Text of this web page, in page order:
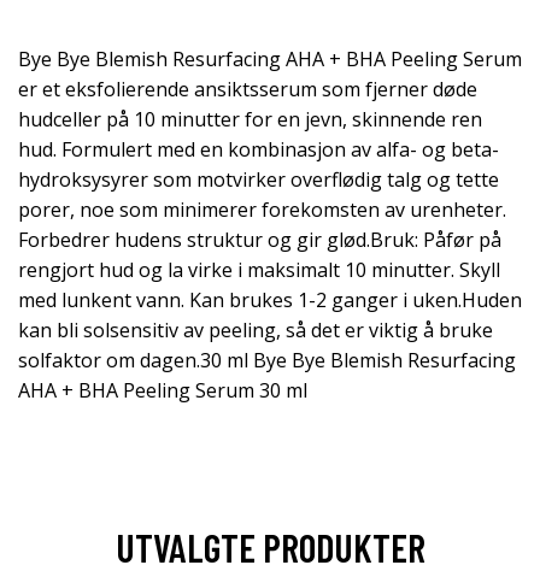
Bye Bye Blemish Resurfacing AHA + BHA Peeling Serum
er et eksfolierende ansiktsserum som fjerner døde
hudceller på 10 minutter for en jevn, skinnende ren
hud. Formulert med en kombinasjon av alfa- og beta-
hydroksysyrer som motvirker overflødig talg og tette
porer, noe som minimerer forekomsten av urenheter.
Forbedrer hudens struktur og gir glød.Bruk: Påfør på
rengjort hud og la virke i maksimalt 10 minutter. Skyll
med lunkent vann. Kan brukes 1-2 ganger i uken.Huden
kan bli solsensitiv av peeling, så det er viktig å bruke
solfaktor om dagen.30 ml Bye Bye Blemish Resurfacing
AHA + BHA Peeling Serum 30 ml
UTVALGTE PRODUKTER